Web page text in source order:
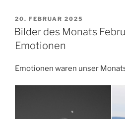
VERÖFFENTLICHT
AM
20. FEBRUAR 2025
Bilder des Monats
Emotionen
Emotionen waren unser